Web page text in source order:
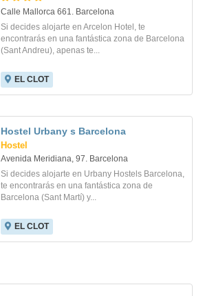
Calle Mallorca 661. Barcelona
Si decides alojarte en Arcelon Hotel, te
encontrarás en una fantástica zona de Barcelona
(Sant Andreu), apenas te...
EL CLOT
Hostel Urbany s Barcelona
Hostel
Avenida Meridiana, 97. Barcelona
Si decides alojarte en Urbany Hostels Barcelona,
te encontrarás en una fantástica zona de
Barcelona (Sant Martí) y...
EL CLOT